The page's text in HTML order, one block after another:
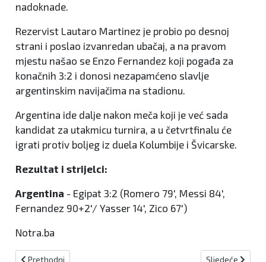
nadoknade.
Rezervist Lautaro Martinez je probio po desnoj
strani i poslao izvanredan ubačaj, a na pravom
mjestu našao se Enzo Fernandez koji pogađa za
konačnih 3:2 i donosi nezapamćeno slavlje
argentinskim navijačima na stadionu.
Argentina ide dalje nakon meča koji je već sada
kandidat za utakmicu turnira, a u četvrtfinalu će
igrati protiv boljeg iz duela Kolumbije i Švicarske.
Rezultat i strijelci:
Argentina - Egipat 3:2 (Romero 79', Messi 84',
Fernandez 90+2'/ Yasser 14', Zico 67')
Notra.ba
Prethodni članak: Borac ostao bez pobjede nad Levskim na
Prethodni Sljedeći
Sljedeće